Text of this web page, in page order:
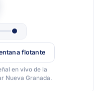
flotante
en vivo de la
Nueva Granada.